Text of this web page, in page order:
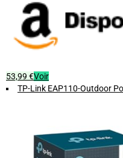
53,99 €Voir
TP-Link EAP110-Outdoor